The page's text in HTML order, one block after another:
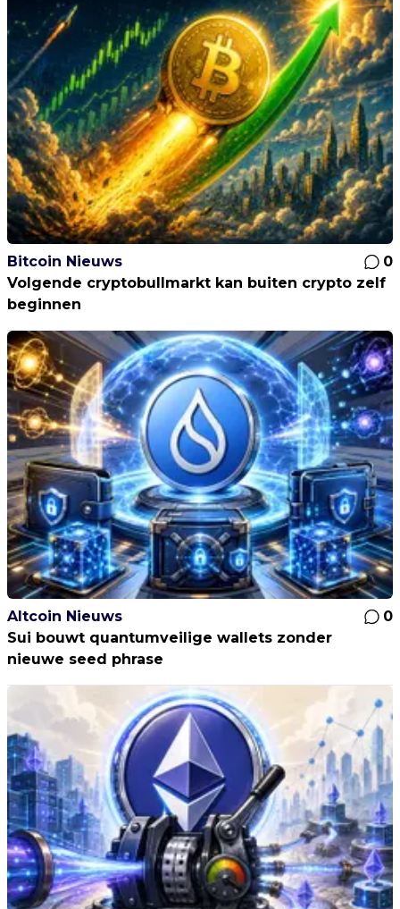
Bitcoin Nieuws
0
Volgende cryptobullmarkt kan buiten crypto zelf
beginnen
Altcoin Nieuws
0
Sui bouwt quantumveilige wallets zonder
nieuwe seed phrase